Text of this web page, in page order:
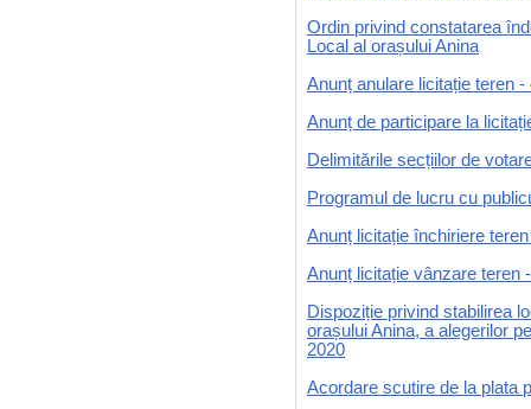
Ordin privind constatarea
Local al orașului Anina
Anunț anulare licitație teren
Anunț de participare la
Delimitările secțiilor de
Programul de lucru cu
Anunț licitație închiriere
Anunț licitație vânzare teren
Dispoziție privind stabilirea
orașului Anina, a alegerilor
2020
Acordare scutire de la plata